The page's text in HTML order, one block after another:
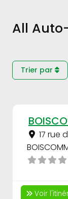
All
Trier par
17 rue
Voir